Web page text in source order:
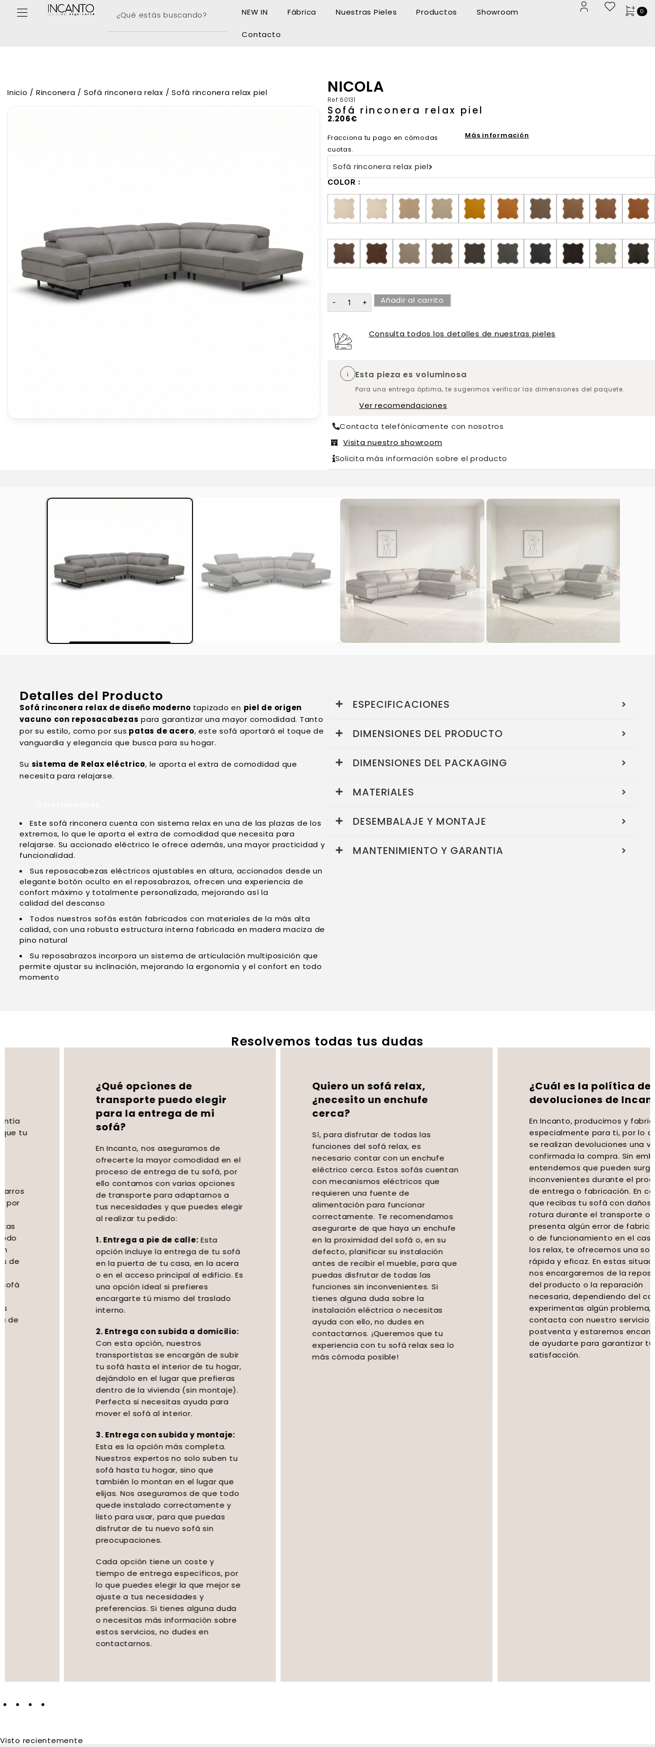
NEW IN Fábrica Nuestras Pieles Productos Showroom
Contacto
0
Inicio / Rinconera / Sofá rinconera relax / Sofá rinconera relax piel NICOLA
Ref 60131
Sofá rinconera relax piel
2.206€
Fracciona tu pago en cómodas
cuotas.
Más información
Sofá rinconera relax piel
COLOR
Añadir al carrito
Consulta todos los detalles de nuestras pieles
Esta pieza es voluminosa
Para una entrega óptima, te sugerimos verificar las dimensiones del paquete.
Ver recomendaciones
Contacta telefónicamente con nosotros
Visita nuestro showroom
Solicita más información sobre el producto
Detalles del Producto
Sofá rinconera relax de diseño moderno tapizado en piel de origen
vacuno con reposacabezas para garantizar una mayor comodidad. Tanto
por su estilo, como por sus patas de acero, este sofá aportará el toque de
vanguardia y elegancia que busca para su hogar.
Su sistema de Relax eléctrico, le aporta el extra de comodidad que
necesita para relajarse.
Este sofá rinconera cuenta con sistema relax en una de las plazas de los
extremos, lo que le aporta el extra de comodidad que necesita para
relajarse. Su accionado eléctrico le ofrece además, una mayor practicidad y
funcionalidad.
Sus reposacabezas eléctricos ajustables en altura, accionados desde un
elegante botón oculto en el reposabrazos, ofrecen una experiencia de
confort máximo y totalmente personalizada, mejorando así la
calidad del descanso
Todos nuestros sofás están fabricados con materiales de la más alta
calidad, con una robusta estructura interna fabricada en madera maciza de
pino natural
Su reposabrazos incorpora un sistema de articulación multiposición que
permite ajustar su inclinación, mejorando la ergonomía y el confort en todo
momento
ESPECIFICACIONES
DIMENSIONES DEL PRODUCTO
DIMENSIONES DEL PACKAGING
MATERIALES
DESEMBALAJE Y MONTAJE
MANTENIMIENTO Y GARANTIA
Resolvemos todas tus dudas
¿Qué opciones de
transporte puedo elegir
para la entrega de mi
En Incanto, nos aseguramos de
ofrecerte la mayor comodidad en el
proceso de entrega de tu sofá, por
ello contamos con varias opciones
de transporte para adaptarnos a
tus necesidades y que puedes elegir
al realizar tu pedido:
1. Entrega a pie de calle:Esta
opción incluye la entrega de tu sofá
en la puerta de tu casa, en la acera
o en el acceso principal al edificio. Es
una opción ideal si prefieres
encargarte tú mismo del traslado
2. Entrega con subida a domicilio:
Con esta opción, nuestros
transportistas se encargán de subir
tu sofá hasta el interior de tu hogar,
dejándolo en el lugar que prefieras
dentro de la vivienda (sin montaje).
Perfecta si necesitas ayuda para
mover el sofá al interior.
3. Entrega con subida y montaje:
Esta es la opción más completa.
Nuestros expertos no solo suben tu
sofá hasta tu hogar, sino que
también lo montan en el lugar que
elijas. Nos aseguramos de que todo
quede instalado correctamente y
listo para usar, para que puedas
disfrutar de tu nuevo sofá sin
preocupaciones.
Cada opción tiene un coste y
tiempo de entrega específicos, por
lo que puedes elegir la que mejor se
ajuste a tus necesidades y
preferencias. Si tienes alguna duda
o necesitas más información sobre
estos servicios, no dudes en
Quiero un sofá relax,
¿necesito un enchufe
Sí, para disfrutar de todas las
funciones del sofá relax, es
necesario contar con un enchufe
eléctrico cerca. Estos sofás cuentan
con mecanismos eléctricos que
requieren una fuente de
alimentación para funcionar
correctamente. Te recomendamos
asegurarte de que haya un enchufe
en la proximidad del sofá o, en su
defecto, planificar su instalación
antes de recibir el mueble, para que
puedas disfrutar de todas las
funciones sin inconvenientes. Si
tienes alguna duda sobre la
instalación eléctrica o necesitas
ayuda con ello, no dudes en
contactarnos. ¡Queremos que tu
experiencia con tu sofá relax sea lo
más cómoda posible!
¿Cuál es la política de
devoluciones de Incanto?
En Incanto, producimos y fabricamos
especialmente para ti, por lo que no
se realizan devoluciones una vez
confirmada la compra. Sin embargo,
entendemos que pueden surgir
inconvenientes durante el proceso
de entrega o fabricación. En caso de
que recibas tu sofá con daños por
rotura durante el transporte o si se
presenta algún error de fabricación
o de funcionamiento en el caso de
los relax, te ofrecemos una solución
rápida y eficaz. En estas situaciones,
nos encargaremos de la reposición
del producto o la reparación
necesaria, dependiendo del caso. Si
experimentas algún problema,
contacta con nuestro servicio
postventa y estaremos encantados
de ayudarte para garantizar tu total
Visto recientemente